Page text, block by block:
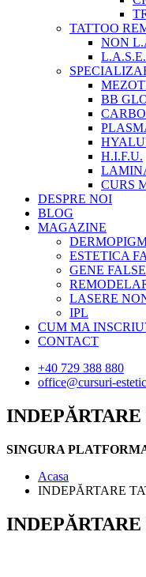
TATTOO
NON
BB
H.I.F.U.
CURS
DESPRE NOI
BLOG
MAGAZINE
ESTETICA
GENE FALSE
LASERE
IPL
CUM MA
CONTACT
+40 729 388 880
office@cursuri-
SINGURA
Acasa
INDEPĂRTARE